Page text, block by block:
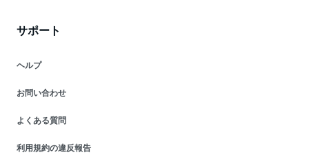
サポート
ヘルプ
お問い合わせ
よくある質問
利用規約の違反報告